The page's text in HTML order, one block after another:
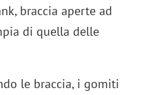
braccia aperte ad
di quella delle
le braccia, i gomiti